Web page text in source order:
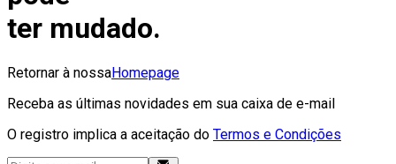
ter mudado.
Retornar à nossaHomepage
Receba as últimas novidades em sua caixa de e-mail
O registro implica a aceitação do Termos e Condições